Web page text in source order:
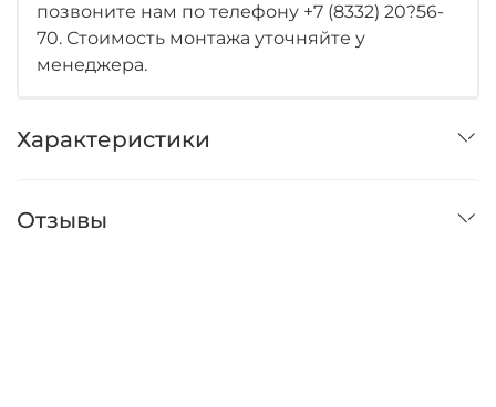
позвоните нам по телефону +7 (8332) 20?56-
70. Стоимость монтажа уточняйте у
менеджера.
Характеристики
Отзывы